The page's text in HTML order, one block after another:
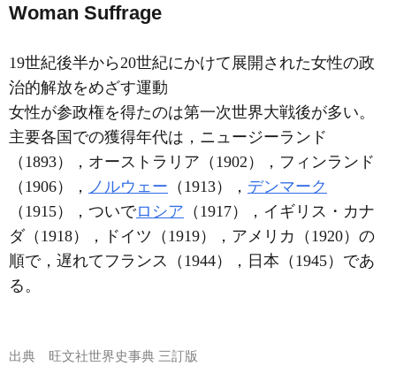
Woman Suffrage
19世紀後半から20世紀にかけて展開された女性の政
治的解放をめざす運動
女性が参政権を得たのは第一次世界大戦後が多い。
主要各国での獲得年代は，ニュージーランド
（1893），オーストラリア（1902），フィンランド
（1906）， ノルウェー （1913）， デンマーク
（1915），ついでロシア （1917），イギリス・カナ
ダ（1918），ドイツ（1919），アメリカ（1920）の
順で，遅れてフランス（1944），日本（1945）であ
る。
出典 旺文社世界史事典 三訂版